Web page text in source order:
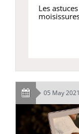
Les
05 May 2021